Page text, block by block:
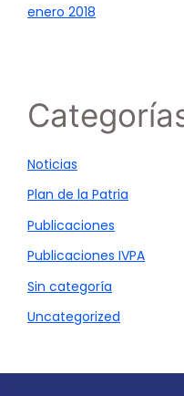
enero 2018
Noticias
Plan de la Patria
Publicaciones
Publicaciones IVPA
Sin categoría
Uncategorized